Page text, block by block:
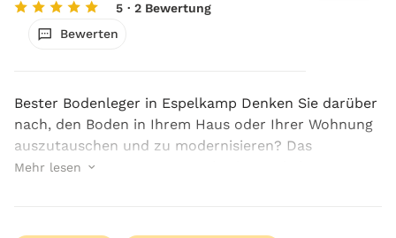
5 · 2 Bewertung
Bewerten
Bester Bodenleger in Espelkamp Denken Sie darüber
nach, den Boden in Ihrem Haus oder Ihrer Wohnung
auszutauschen und zu modernisieren? Das
Unternehmen HMS Sowa steht Ihnen als bester
Mehr lesen